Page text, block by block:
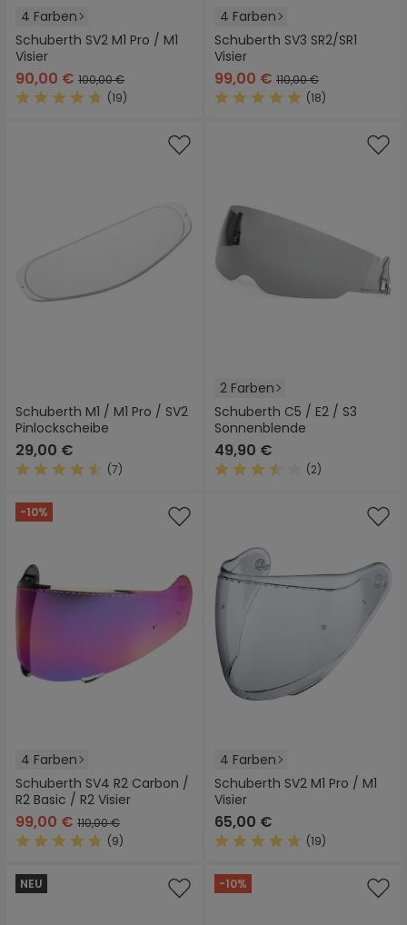
4 Farben
Schuberth SV2 M1 Pro / M1
Visier
90,00 € 100,00 €
(19)
4 Farben
Schuberth SV3 SR2/SR1
Visier
99,00 € 110,00 €
(18)
Schuberth M1 / M1 Pro / SV2
Pinlockscheibe
29,00 €
(7)
2 Farben
Schuberth C5 / E2 / S3
Sonnenblende
49,90 €
(2)
-10%
4 Farben
Schuberth SV4 R2 Carbon /
R2 Basic / R2 Visier
99,00 € 110,00 €
(9)
4 Farben
Schuberth SV2 M1 Pro / M1
Visier
65,00 €
(19)
NEU -10%